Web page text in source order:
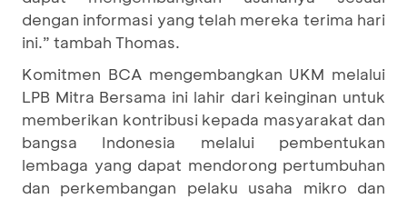
dengan informasi yang telah mereka terima hari
ini.” tambah Thomas.
Komitmen BCA mengembangkan UKM melalui
LPB Mitra Bersama ini lahir dari keinginan untuk
memberikan kontribusi kepada masyarakat dan
bangsa Indonesia melalui pembentukan
lembaga yang dapat mendorong pertumbuhan
dan perkembangan pelaku usaha mikro dan